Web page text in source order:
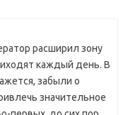
расширил зону
каждый день. В
забыли о
значительное